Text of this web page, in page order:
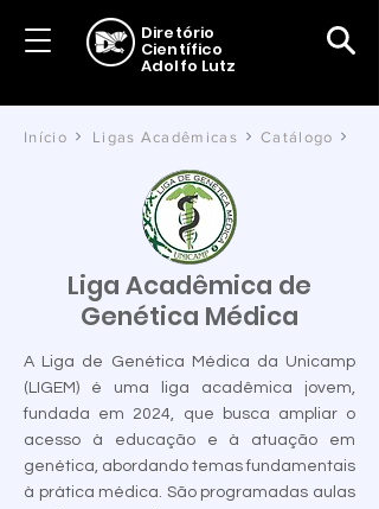
Diretório
Científico
Adolfo Lutz
Início Ligas Acadêmicas Catálogo
Liga Acadêmica de
Genética Médica
A Liga de Genética Médica da Unicamp
(LIGEM) é uma liga acadêmica jovem,
fundada em 2024, que busca ampliar o
acesso à educação e à atuação em
genética, abordando temas fundamentais
à prática médica. São programadas aulas